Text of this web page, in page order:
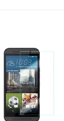
Добавить
в
Избранное